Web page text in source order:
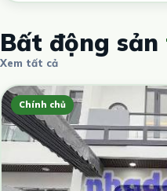
Bất động sản
Xem tất cả
Chính chủ